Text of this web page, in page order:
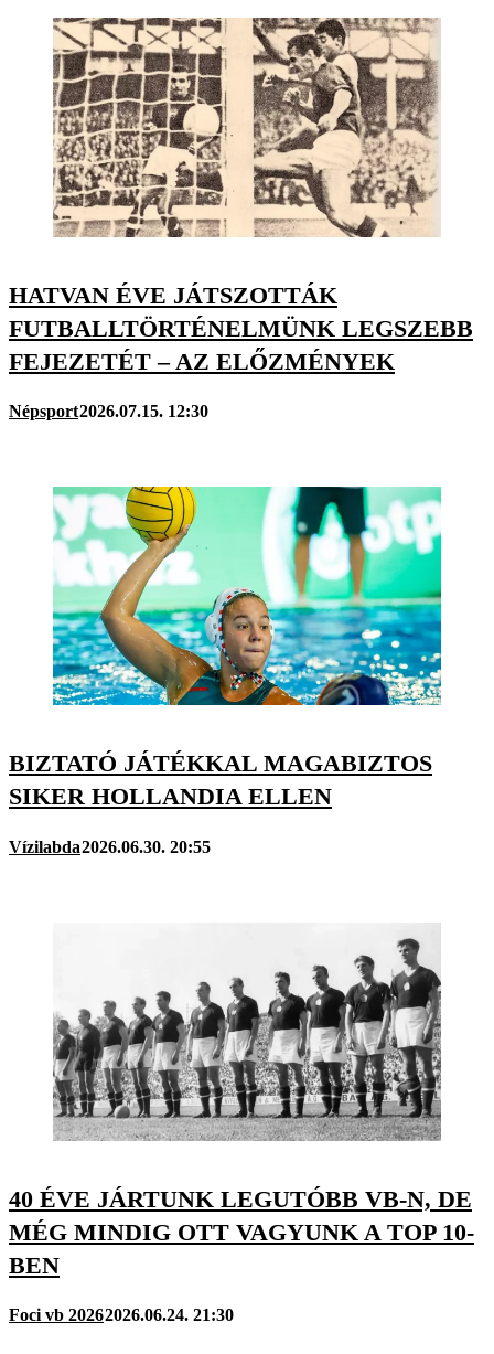
HATVAN ÉVE JÁTSZOTTÁK
FUTBALLTÖRTÉNELMÜNK LEGSZEBB
FEJEZETÉT – AZ ELŐZMÉNYEK
Népsport2026.07.15. 12:30
BIZTATÓ JÁTÉKKAL MAGABIZTOS
SIKER HOLLANDIA ELLEN
Vízilabda2026.06.30. 20:55
40 ÉVE JÁRTUNK LEGUTÓBB VB-N, DE
MÉG MINDIG OTT VAGYUNK A TOP 10-
BEN
Foci vb 20262026.06.24. 21:30